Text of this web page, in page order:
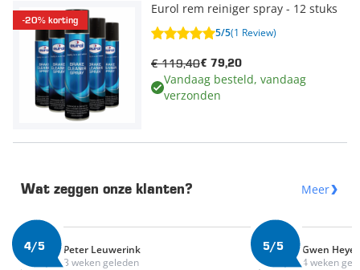
-20% korting
Eurol rem reiniger spray - 12 stuks
5/5(1 Review)
€ 79,20
€ 119,40
Vandaag besteld, vandaag
verzonden
Wat zeggen onze klanten? Meer
4/5
Peter Leuwerink
3 weken geleden
5/5
Gwen Heye
4 weken